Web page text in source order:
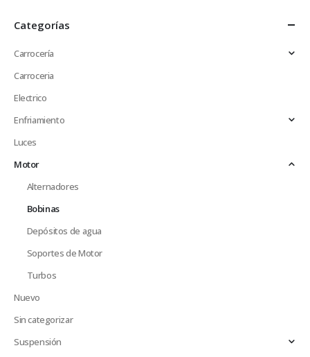
Categorías
Carrocería
Carroceria
Electrico
Enfriamiento
Luces
Motor
Alternadores
Bobinas
Depósitos de agua
Soportes de Motor
Turbos
Nuevo
Sin categorizar
Suspensión